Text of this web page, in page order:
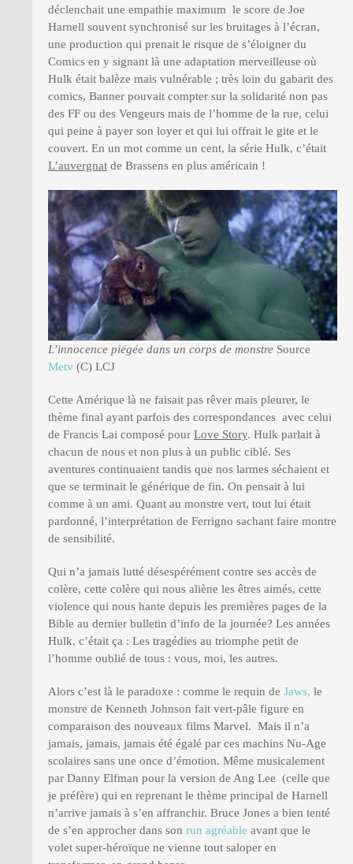
déclenchait une empathie maximum le score de Joe
Harnell souvent synchronisé sur les bruitages à l’écran,
une production qui prenait le risque de s’éloigner du
Comics en y signant là une adaptation merveilleuse où
Hulk était balèze mais vulnérable ; très loin du gabarit des
comics, Banner pouvait compter sur la solidarité non pas
des FF ou des Vengeurs mais de l’homme de la rue, celui
qui peine à payer son loyer et qui lui offrait le gite et le
couvert. En un mot comme un cent, la série Hulk, c’était
L’auvergnat de Brassens en plus américain !
L’innocence piégée dans un corps de monstre Source
Metv (C) LCJ
Cette Amérique là ne faisait pas rêver mais pleurer, le
thème final ayant parfois des correspondances avec celui
de Francis Lai composé pour Love Story. Hulk parlait à
chacun de nous et non plus à un public ciblé. Ses
aventures continuaient tandis que nos larmes séchaient et
que se terminait le générique de fin. On pensait à lui
comme à un ami. Quant au monstre vert, tout lui était
pardonné, l’interprétation de Ferrigno sachant faire montre
de sensibilité.
Qui n’a jamais lutté désespérément contre ses accès de
colère, cette colère qui nous aliène les êtres aimés, cette
violence qui nous hante depuis les premières pages de la
Bible au dernier bulletin d’info de la journée? Les années
Hulk, c’était ça : Les tragédies au triomphe petit de
l’homme oublié de tous : vous, moi, les autres.
Alors c’est là le paradoxe : comme le requin de Jaws, le
monstre de Kenneth Johnson fait vert-pâle figure en
comparaison des nouveaux films Marvel. Mais il n’a
jamais, jamais, jamais été égalé par ces machins Nu-Age
scolaires sans une once d’émotion. Même musicalement
par Danny Elfman pour la version de Ang Lee (celle que
je préfère) qui en reprenant le thème principal de Harnell
n’arrive jamais à s’en affranchir. Bruce Jones a bien tenté
de s’en approcher dans son run agréable avant que le
volet super-héroïque ne vienne tout saloper en